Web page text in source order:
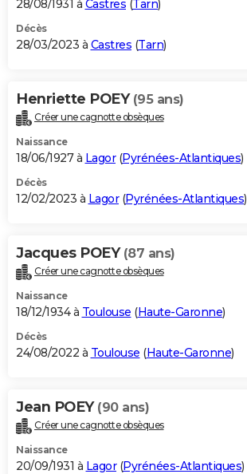
28/08/1931 à Castres (Tarn)
Décès
28/03/2023 à Castres (Tarn)
Henriette POEY (95 ans)
Créer une cagnotte obsèques
Naissance
18/06/1927 à Lagor(Pyrénées-Atlantiques)
Décès
12/02/2023 à Lagor(Pyrénées-Atlantiques)
Jacques POEY (87 ans)
Créer une cagnotte obsèques
Naissance
18/12/1934 à Toulouse (Haute-Garonne)
Décès
24/08/2022 à Toulouse (Haute-Garonne)
Jean POEY (90 ans)
Créer une cagnotte obsèques
Naissance
20/09/1931 à Lagor(Pyrénées-Atlantiques)